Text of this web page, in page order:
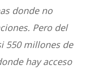
donde no
Pero del
550 millones de
hay acceso